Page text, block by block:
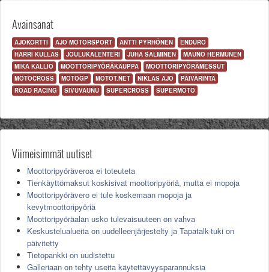
Avainsanat
AJOKORTTI AJO MOTORSPORT ANTTI PYRHÖNEN
ENDURO
HARRI KULLAS
JOULUKALENTERI JUHA SALMINEN
MAUNO HERMUNEN
MIKA KALLIO
MOOTTORIPYÖRÄKAUPPA
MOOTTORIPYÖRÄMESSUT
MOTOCROSS
MOTOGP MOTOT.NET NIKLAS AJO
PÄIVÄRINTA
ROAD RACING
SIVUVAUNU SUPERCROSS SUPERMOTO
Viimeisimmät uutiset
Moottoripyöräveroa ei toteuteta
Tienkäyttömaksut koskisivat moottoripyöriä, mutta ei mopoja
Moottoripyörävero ei tule koskemaan mopoja ja
kevytmoottoripyöriä
Moottoripyöräalan usko tulevaisuuteen on vahva
Keskustelualueita on uudelleenjärjestelty ja Tapatalk-tuki on
päivitetty
Tietopankki on uudistettu
Galleriaan on tehty useita käytettävyysparannuksia